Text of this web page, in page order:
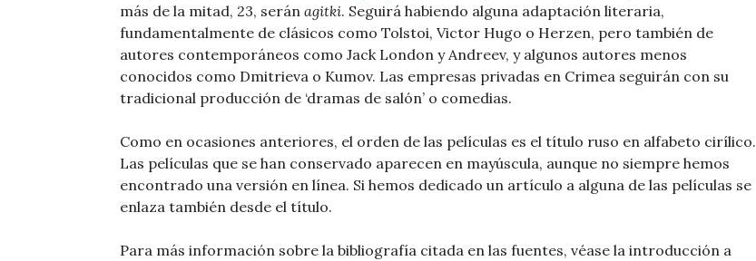
más de la mitad, 23, serán agitki. Seguirá habiendo alguna adaptación literaria,
fundamentalmente de clásicos como Tolstoi, Victor Hugo o Herzen, pero también de
autores contemporáneos como Jack London y Andreev, y algunos autores menos
conocidos como Dmitrieva o Kumov. Las empresas privadas en Crimea seguirán con su
tradicional producción de ‘dramas de salón’ o comedias.
Como en ocasiones anteriores, el orden de las películas es el título ruso en alfabeto cirílico.
Las películas que se han conservado aparecen en mayúscula, aunque no siempre hemos
encontrado una versión en línea. Si hemos dedicado un artículo a alguna de las películas se
enlaza también desde el título.
Para más información sobre la bibliografía citada en las fuentes, véase la introducción a